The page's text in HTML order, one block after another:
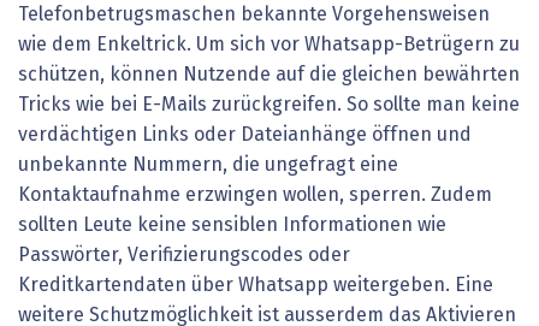
Telefonbetrugsmaschen bekannte Vorgehensweisen
wie dem Enkeltrick. Um sich vor Whatsapp-Betrügern zu
schützen, können Nutzende auf die gleichen bewährten
Tricks wie bei E-Mails zurückgreifen. So sollte man keine
verdächtigen Links oder Dateianhänge öffnen und
unbekannte Nummern, die ungefragt eine
Kontaktaufnahme erzwingen wollen, sperren. Zudem
sollten Leute keine sensiblen Informationen wie
Passwörter, Verifizierungscodes oder
Kreditkartendaten über Whatsapp weitergeben. Eine
weitere Schutzmöglichkeit ist ausserdem das Aktivieren